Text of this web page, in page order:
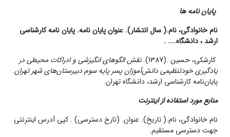
پایان نامه ها
نام خانوادگی، نام.( سال انتشار). عنوان پایان نامه. پایان نامه کارشناسی
ارشد ، دانشگاه.... .
کارشکی، حسین .(1387).
نقش الگوهای انگیزشی و ادراکات محیطی در
یادگیری خودتنظیمی دانشآموزان پسر پایه سوم دبیرستانهای شهر تهران.
پایان‌نامه کارشناسی ارشد، دانشگاه تهران.
منابع مورد استفاده از اینترنت
نام خانوادگی، نام.( تاریخ). عنوان. (تارخ دسترسی) . کپی آدرس اینترنتی
جهت دسترسی مستقیم.